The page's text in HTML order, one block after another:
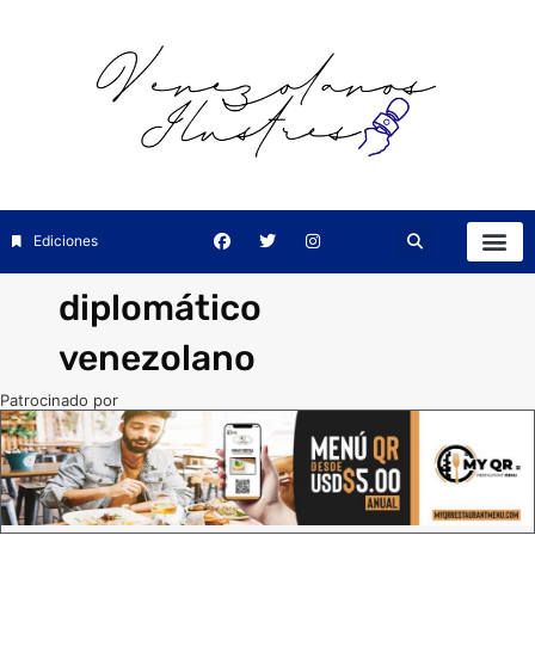
Ediciones
diplomático
venezolano
Patrocinado por